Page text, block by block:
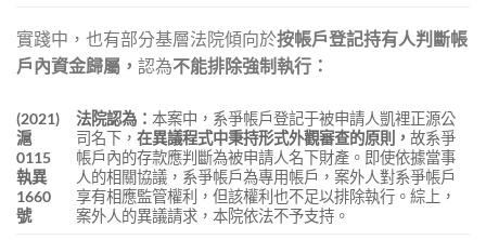
實踐中，也有部分基層法院傾向於按帳戶登記持有人判斷帳
戶內資金歸屬， 認為不能排除強制執行：
(2021)
滬
0115
執異
1660
號
法院認為：本案中，系爭帳戶登記于被申請人凱裡正源公
司名下，在異議程式中秉持形式外觀審查的原則，故系爭
帳戶內的存款應判斷為被申請人名下財產。即使依據當事
人的相關協議，系爭帳戶為專用帳戶，案外人對系爭帳戶
享有相應監管權利，但該權利也不足以排除執行。綜上，
案外人的異議請求，本院依法不予支持。